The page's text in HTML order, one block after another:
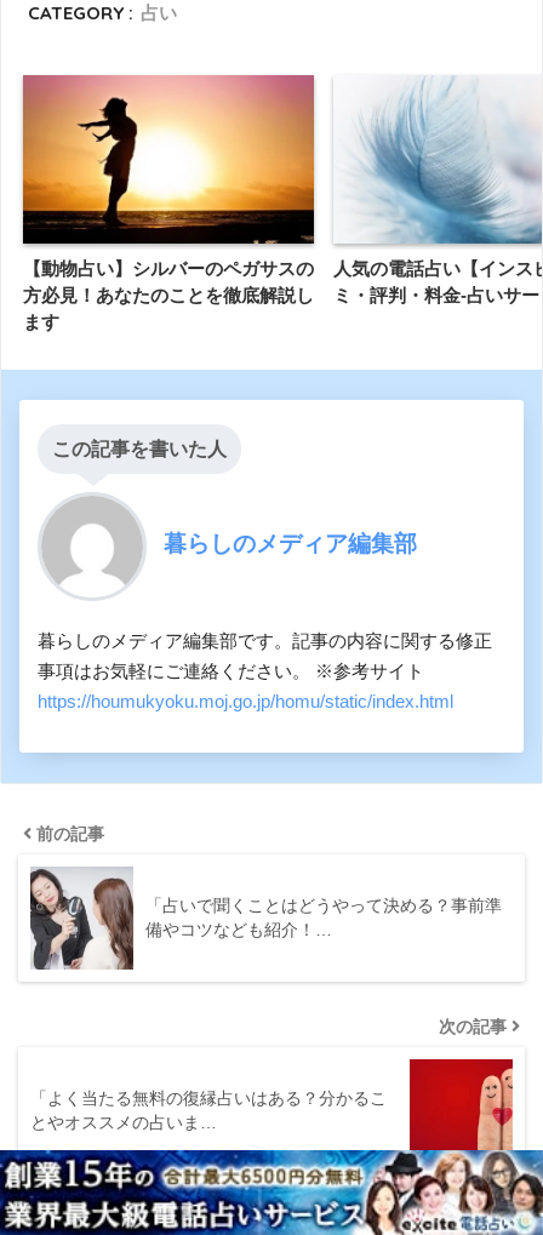
CATEGORY : 占い
【動物占い】シルバーのペガサスの
方必見！あなたのことを徹底解説し
ます
人気の電話占い【インス
ミ・評判・料金-占いサ
この記事を書いた人
暮らしのメディア編集部
暮らしのメディア編集部です。記事の内容に関する修正
事項はお気軽にご連絡ください。 ※参考サイト
https://houmukyoku.moj.go.jp/homu/static/index.html
前の記事
「占いで聞くことはどうやって決める？事前準
備やコツなども紹介！…
次の記事
「よく当たる無料の復縁占いはある？分かるこ
とやオススメの占いま…